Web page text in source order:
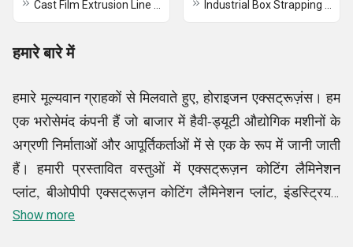
हमारे बारे में
हमारे मूल्यवान ग्राहकों से मिलवाते हुए, होराइजन एक्सट्रूज़ंस। हम
एक भरोसेमंद कंपनी हैं जो बाजार में हैवी-ड्यूटी औद्योगिक मशीनों के
अग्रणी निर्माताओं और आपूर्तिकर्ताओं में से एक के रूप में जानी जाती
हैं। हमारी प्रस्तावित वस्तुओं में एक्सट्रूज़न कोटिंग लैमिनेशन
प्लांट, बीओपीपी एक्सट्रूज़न कोटिंग लैमिनेशन प्लांट, इंडस्ट्रियल
एयर बबल शीट प्लांट, इंडस्ट्रियल कास्ट फिल्म एक्सट्रूज़न लाइन,
Show more